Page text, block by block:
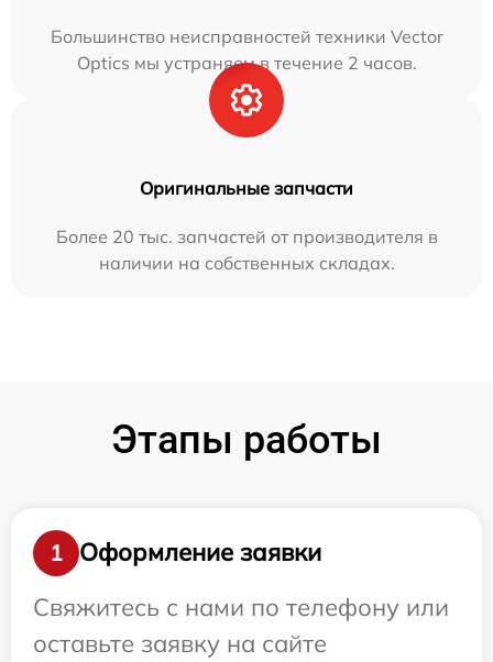
Большинство неисправностей техники Vector
Optics мы устраняем в течение 2 часов.
Оригинальные запчасти
Более 20 тыс. запчастей от производителя в
наличии на собственных складах.
Этапы работы
1
Оформление заявки
Свяжитесь с нами по телефону или
оставьте заявку на сайте